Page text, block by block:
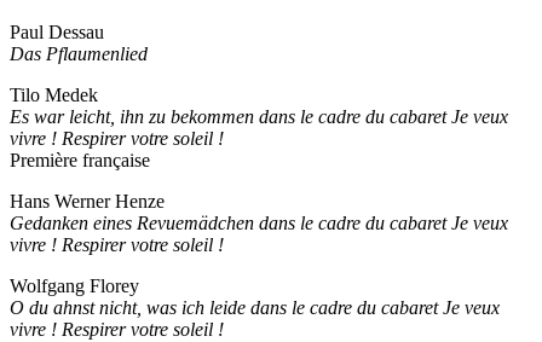
Paul Dessau
Das Pflaumenlied
Tilo Medek
Es war leicht, ihn zu bekommen dans le cadre du cabaret Je veux
vivre ! Respirer votre soleil !
Première française
Hans Werner Henze
Gedanken eines Revuemädchen dans le cadre du cabaret Je veux
vivre ! Respirer votre soleil !
Wolfgang Florey
O du ahnst nicht, was ich leide dans le cadre du cabaret Je veux
vivre ! Respirer votre soleil !